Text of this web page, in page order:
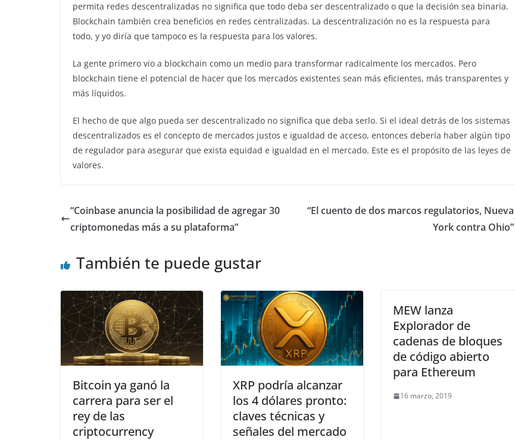
permita redes descentralizadas no significa que todo deba ser descentralizado o que la decisión sea binaria.
Blockchain también crea beneficios en redes centralizadas. La descentralización no es la respuesta para
todo, y yo diría que tampoco es la respuesta para los valores.
La gente primero vio a blockchain como un medio para transformar radicalmente los mercados. Pero
blockchain tiene el potencial de hacer que los mercados existentes sean más eficientes, más transparentes y
más líquidos.
El hecho de que algo pueda ser descentralizado no significa que deba serlo. Si el ideal detrás de los sistemas
descentralizados es el concepto de mercados justos e igualdad de acceso, entonces debería haber algún tipo
de regulador para asegurar que exista equidad e igualdad en el mercado. Este es el propósito de las leyes de
valores.
“Coinbase anuncia la posibilidad de agregar 30
criptomonedas más a su plataforma”
“El cuento de dos marcos regulatorios, Nueva
York contra Ohio”
También te puede gustar
Bitcoin ya ganó la
carrera para ser el
rey de las
criptocurrency
XRP podría alcanzar
los 4 dólares pronto:
claves técnicas y
señales del mercado
MEW lanza
Explorador de
cadenas de bloques
de código abierto
para Ethereum
16 marzo, 2019